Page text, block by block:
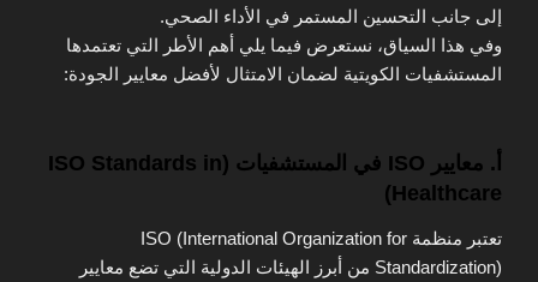
إلى جانب التحسين المستمر في الأداء الصحي.
وفي هذا السياق، نستعرض فيما يلي أهم الأطر التي تعتمدها
المستشفيات الكويتية لضمان الامتثال لأفضل معايير الجودة:
أ. معايير ISO في المستشفيات (ISO Standards in
Healthcare)
تعتبر منظمة ISO (International Organization for
Standardization) من أبرز الهيئات الدولية التي تضع معايير